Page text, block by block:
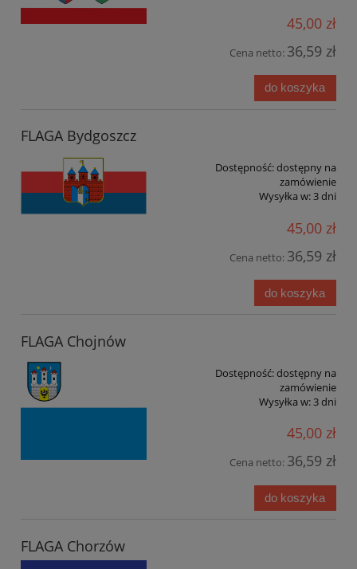
45,00 zł
Cena netto: 36,59 zł
do koszyka
FLAGA Bydgoszcz
Dostępność:dostępny na
zamówienie
Wysyłka w:3 dni
45,00 zł
Cena netto: 36,59 zł
do koszyka
FLAGA Chojnów
Dostępność:dostępny na
zamówienie
Wysyłka w: 3 dni
45,00 zł
Cena netto: 36,59 zł
do koszyka
FLAGA Chorzów